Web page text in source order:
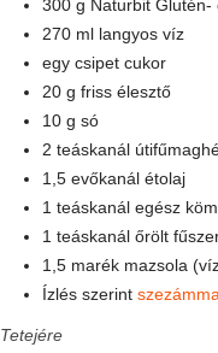
300 g Naturbit Glutén-
270 ml langyos víz
egy csipet cukor
20 g friss élesztő
10 g só
2 teáskanál
1,5 evőkanál étolaj
1 teáskanál egész
1 teáskanál őrölt
1,5 marék mazsola
Ízlés szerint
Tetejére